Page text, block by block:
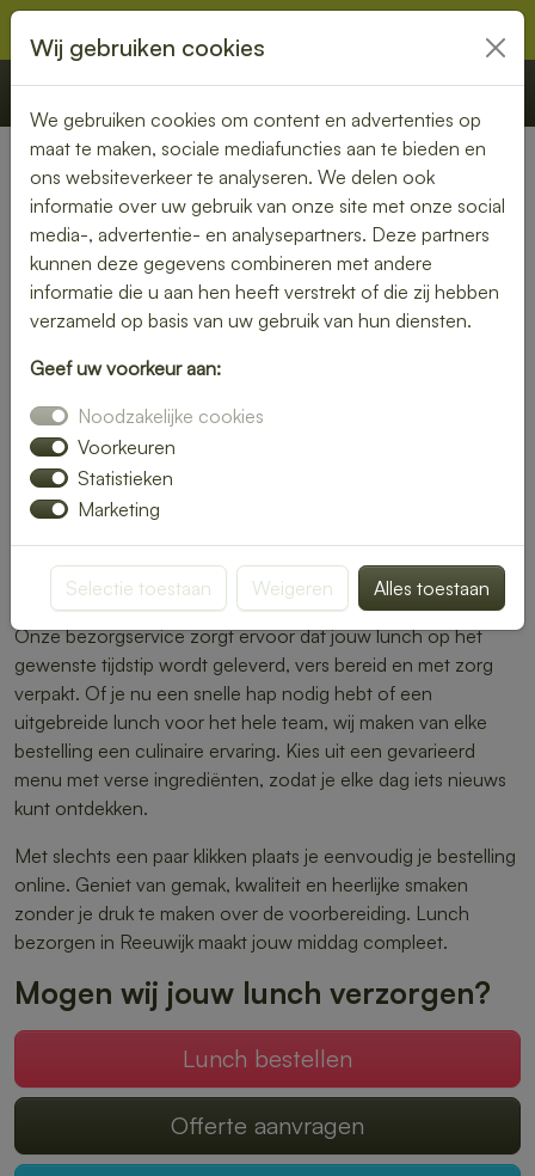
€ 0,00 Offerte Bestellen
Nederland» Reeuwijk
Lunch laten bezorgen in
Reeuwijk – vers, snel en
smaakvol
maken? Laat je lunch bezorgen in Reeuwijk en geniet van
verse, smaakvolle gerechten zonder gedoe. Of je nu op
kantoor bent, thuiswerkt of gewoon zin hebt in een
ontspannen middagpauze, een bezorgde lunch is altijd een
warme maaltijden – er is altijd iets dat perfect aansluit bij
jouw smaak.
Onze bezorgservice zorgt ervoor dat jouw lunch op het
gewenste tijdstip wordt geleverd, vers bereid en met zorg
verpakt. Of je nu een snelle hap nodig hebt of een
uitgebreide lunch voor het hele team, wij maken van elke
bestelling een culinaire ervaring. Kies uit een gevarieerd
menu met verse ingrediënten, zodat je elke dag iets nieuws
kunt ontdekken.
Met slechts een paar klikken plaats je eenvoudig je bestelling
online. Geniet van gemak, kwaliteit en heerlijke smaken
zonder je druk te maken over de voorbereiding. Lunch
bezorgen in Reeuwijk maakt jouw middag compleet.
Mogen wij jouw lunch verzorgen?
Lunch bestellen
Offerte aanvragen
Wij gebruiken cookies
We gebruiken cookies om content en advertenties op
maat te maken, sociale mediafuncties aan te bieden en
ons websiteverkeer te analyseren. We delen ook
informatie over uw gebruik van onze site met onze social
media-, advertentie- en analysepartners. Deze partners
kunnen deze gegevens combineren met andere
informatie die u aan hen heeft verstrekt of die zij hebben
verzameld op basis van uw gebruik van hun diensten.
Geef uw voorkeur aan:
Noodzakelijke cookies
Voorkeuren
Statistieken
Marketing
Selectie toestaan Weigeren Alles toestaan